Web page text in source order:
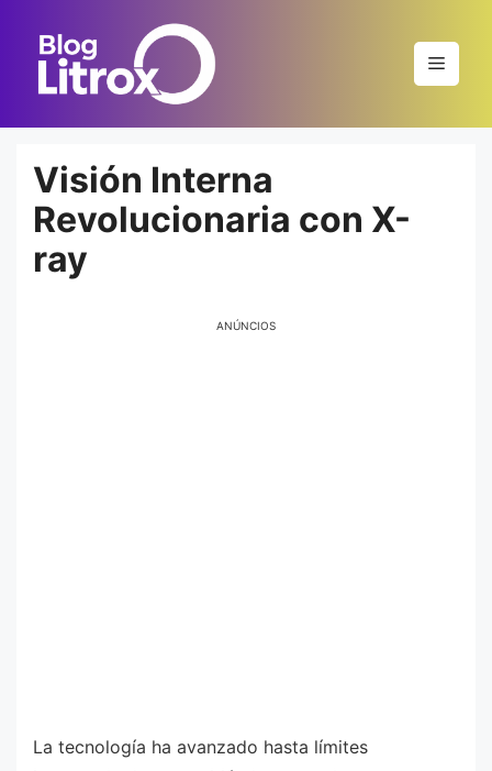
contenido
Menú
Visión Interna
Revolucionaria con X-
ray
ANÚNCIOS
La tecnología ha avanzado hasta límites